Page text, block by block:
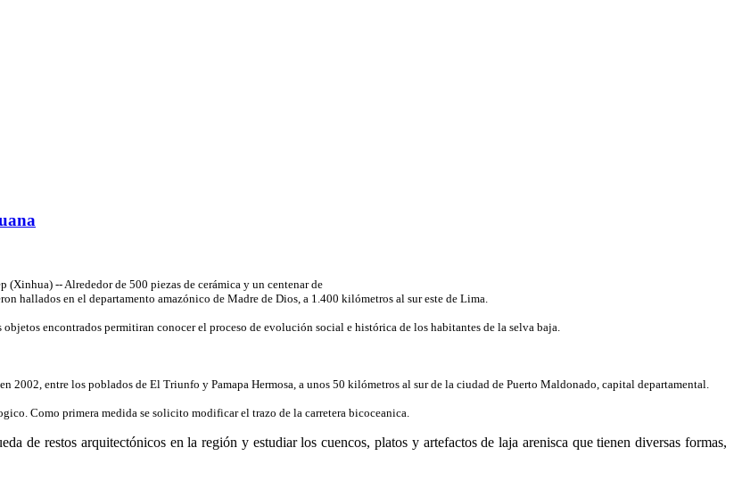
(Xinhua) -- Alrededor de 500 piezas de cerámica y un centenar de
hallados en el departamento amazónico de Madre de Dios, a 1.400 kilómetros al sur este de Lima.
encontrados permitiran conocer el proceso de evolución social e histórica de los habitantes de la selva baja.
entre los poblados de El Triunfo y Pamapa Hermosa, a unos 50 kilómetros al sur de la ciudad de Puerto Maldonado, capital departamental.
Como primera medida se solicito modificar el trazo de la carretera bicoceanica.
de restos arquitectónicos en la región y estudiar los cuencos, platos y artefactos de laja arenisca que tienen diversas formas,